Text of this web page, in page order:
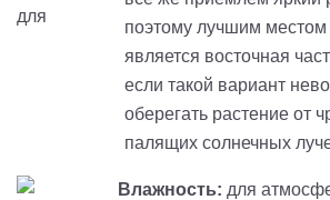
поэтому лучшим местом
является восточная
если такой вариант
оберегать растение от
палящих солнечных
Влажность: для